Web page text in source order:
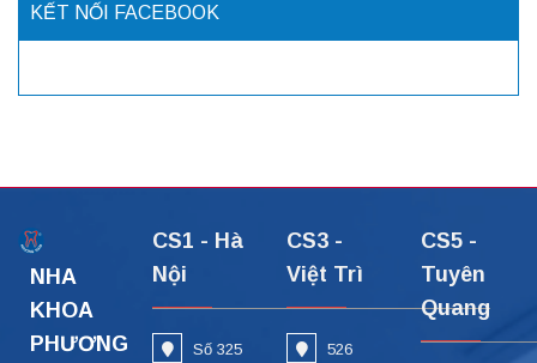
KẾT NỐI FACEBOOK
NHA
KHOA
PHƯƠNG
CS1 - Hà
Nội
Số 325
CS3 -
Việt Trì
526
CS5 -
Tuyên
Quang